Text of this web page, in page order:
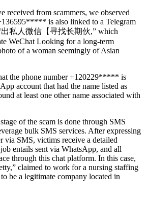
received from scammers, we observed
is also linked to a Telegram
出私人微信【寻找长期伙,” which
WeChat Looking for a long-term
of a woman seemingly of Asian
the phone number +120229***** is
account that had the name listed as
at least one other name associated with
of the scam is done through SMS
bulk SMS services. After expressing
via SMS, victims receive a detailed
entails sent via WhatsApp, and all
through this chat platform. In this case,
claimed to work for a nursing staffing
be a legitimate company located in